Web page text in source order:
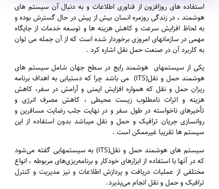
استفاده های روزافزون از فناوری اطلاعات و به دنبال آن سیستم های
هوشمند ، در زندگی روزمره انسان بیش از پیش در حال گسترش بوده و
به لحاظ افزایش سرعت و کاهش هزینه ها و توسعه خدمات از جایگاه
مهمی در سازمانهای امروزی برخوردار شده است که از آن جمله می توان
به کاربرد آن در صنعت حمل نقل اشاره کرد .
یکی از سیستمهای هوشمند رایج در سطح جهان شامل سیستم های
هوشمند حمل و نقل(ITS) می باشد چرا که دستیابی به اهداف برنامه
ریزان حمل و نقل که همواره افزایش ایمنی و آرامش در سفر، کاهش
هزینه و اثرات نامطلوب زیست محیطی ، ‌کاهش مصرف انرژی و
تأخیرهای ناخواسته در طول سفر و در نهایت جلب رضایت مسافرین و
روانسازی جریان ترافیک و حمل و نقل میباشد بدون استفاده از این
سیستم ها تقریبا غیرممکن است .
سیستم های هوشمند حمل و نقل(ITS) به سیستمهایی گفته می‌شود
که در آنها با استفاده از ابزارهای خودکار و برنامه‌ریزی‌های مربوطه ، انواع
مختلفی از عملیات دریافت و پردازش اطلاعات و نیز مدیریت و کنترل
ترافیک و حمل و نقل انجام می‌پذیرد.